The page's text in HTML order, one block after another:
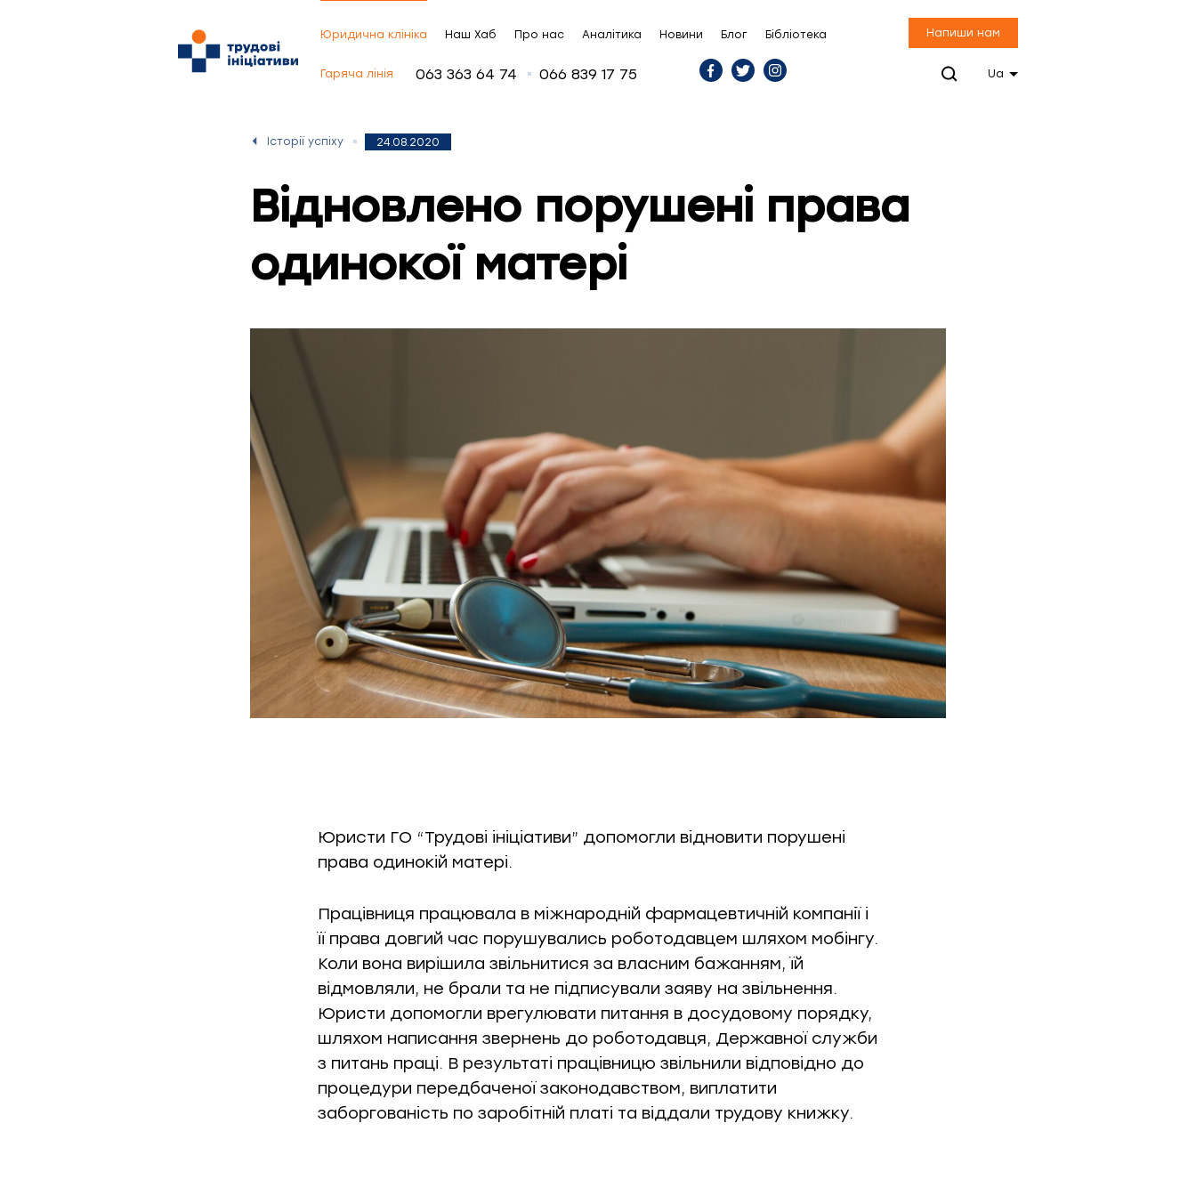
Юридична клініка Наш Хаб Про нас Аналітика Новини Блог Бібліотека Напиши нам
Гаряча лінія 063 363 64 74 066 839 17 75 Ua
Історії успіху 24.08.2020
Відновлено порушені права
одинокої матері
Юристи ГО “Трудові ініціативи” допомогли відновити порушені
права одинокій матері.
Працівниця працювала в міжнародній фармацевтичній компанії і
її права довгий час порушувались роботодавцем шляхом мобінгу.
Коли вона вирішила звільнитися за власним бажанням, їй
відмовляли, не брали та не підписували заяву на звільнення.
Юристи допомогли врегулювати питання в досудовому порядку,
шляхом написання звернень до роботодавця, Державної служби
з питань праці. В результаті працівницю звільнили відповідно до
процедури передбаченої законодавством, виплатити
заборгованість по заробітній платі та віддали трудову книжку.